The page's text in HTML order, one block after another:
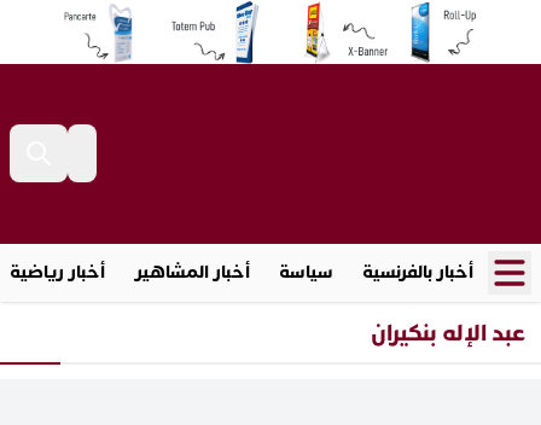
أخبار بالفرنسية سياسة أخبار المشاهير أخبار رياضية
عبد الإله بنكيران